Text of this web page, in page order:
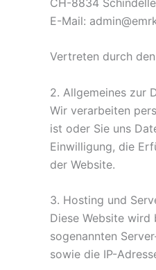
E-Mail:
Vertreten durch
2. Allgemeines zur
Wir verarbeiten
ist oder Sie uns
Einwilligung, die
der Website.
3. Hosting und
Diese Website
sogenannten
sowie die IP-